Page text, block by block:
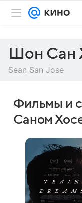
Шон Сан
Sean San Jose
Фильмы и
Саном